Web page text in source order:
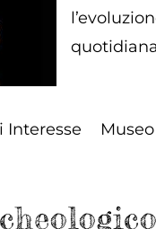
Interesse Museo